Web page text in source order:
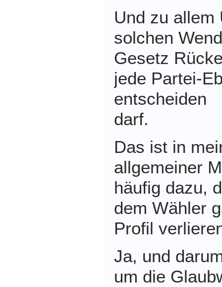
Und zu allem
solchen
Gesetz
jede Partei-
entscheiden
darf.
Das ist in
allgemeiner
häufig dazu,
dem Wähler
Profil
Ja, und
um die